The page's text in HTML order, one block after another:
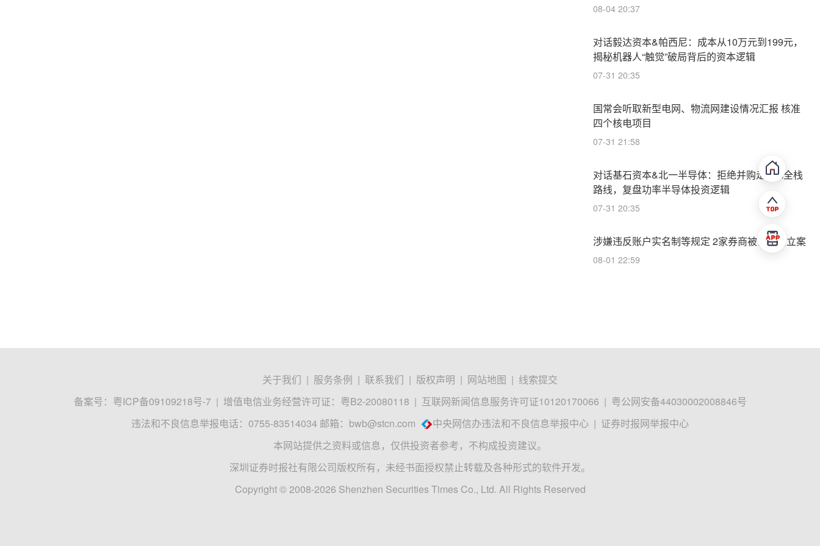
08-04 20:37
对话毅达资本&帕西尼：成本从10万元到199元，
揭秘机器人“触觉”破局背后的资本逻辑
07-31 20:35
国常会听取新型电网、物流网建设情况汇报 核准
四个核电项目
07-31 21:58
对话基石资本&北一半导体：拒绝并购走IDM全栈
路线，复盘功率半导体投资逻辑
07-31 20:35
涉嫌违反账户实名制等规定 2家券商被证监会立案
08-01 22:59
关于我们 | 服务条例 | 联系我们 | 版权声明 | 网站地图 | 线索提交
备案号： 粤ICP备09109218号-7 | 增值电信业务经营许可证：粤B2-20080118 | 互联网新闻信息服务许可证10120170066 | 粤公网安备44030002008846号
违法和不良信息举报电话：0755-83514034 邮箱： bwb@stcn.com 中央网信办违法和不良信息举报中心 | 证券时报网举报中心
本网站提供之资料或信息，仅供投资者参考，不构成投资建议。
深圳证券时报社有限公司版权所有，未经书面授权禁止转载及各种形式的软件开发。
Copyright © 2008-2026 Shenzhen Securities Times Co., Ltd. All Rights Reserved